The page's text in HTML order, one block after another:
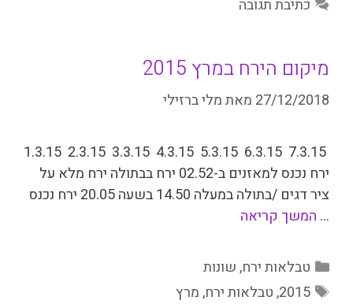
כתיבת תגובה
מיקום הירח במרץ 2015
27/12/2018 מאתמלי ברזילי
7.3.15 6.3.15 5.3.15 4.3.15 3.3.15 2.3.15 1.3.15
ירח נכנס למאזנים ב-02.52 ירח בבתולה ירח מלא על
ציר דגים /בתולה במעלה 14.50 בשעה 20.05 ירח נכנס
… המשך קריאה
קטגוריות
טבלאות ירח,שונות
תגיות
2015
,טבלאות ירח,מרץ